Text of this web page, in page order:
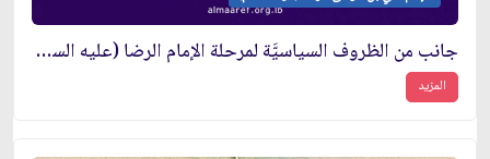
جانب من الظروف السياسيَّة لمرحلة الإمام الرضا (عليه السلام)
المزيد